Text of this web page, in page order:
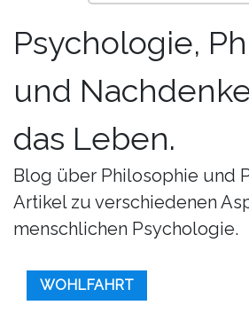
Psychologie,
und
das Leben.
Blog über Philosophie und
Artikel zu verschiedenen
menschlichen Psychologie.
WOHLFAHRT